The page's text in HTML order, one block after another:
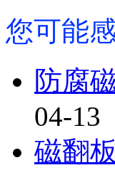
您可能
防腐
04-13
磁翻